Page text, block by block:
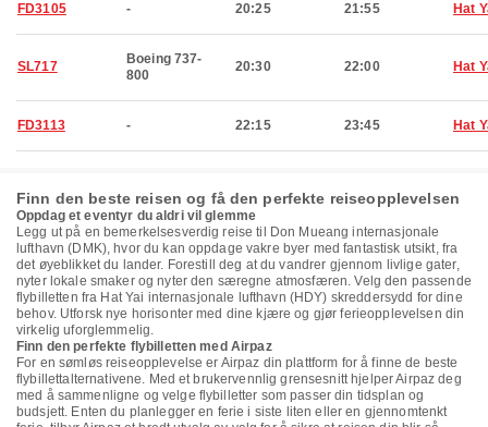
FD3105 - 20:25 21:55 Hat
SL717
Boeing 737-
800
20:30 22:00 Hat
FD3113 - 22:15 23:45 Hat
Finn den beste reisen og få den perfekte reiseopplevelsen
Oppdag et eventyr du aldri vil glemme
Legg ut på en bemerkelsesverdig reise til Don Mueang internasjonale
lufthavn (DMK), hvor du kan oppdage vakre byer med fantastisk utsikt, fra
det øyeblikket du lander. Forestill deg at du vandrer gjennom livlige gater,
nyter lokale smaker og nyter den særegne atmosfæren. Velg den passende
flybilletten fra Hat Yai internasjonale lufthavn (HDY) skreddersydd for dine
behov. Utforsk nye horisonter med dine kjære og gjør ferieopplevelsen din
virkelig uforglemmelig.
Finn den perfekte flybilletten med Airpaz
For en sømløs reiseopplevelse er Airpaz din plattform for å finne de beste
flybillettalternativene. Med et brukervennlig grensesnitt hjelper Airpaz deg
med å sammenligne og velge flybilletter som passer din tidsplan og
budsjett. Enten du planlegger en ferie i siste liten eller en gjennomtenkt